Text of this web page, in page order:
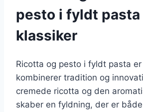
pesto i fyldt pasta
klassiker
Ricotta og pesto i fyldt pasta
kombinerer tradition og
cremede ricotta og den
skaber en fyldning, der er